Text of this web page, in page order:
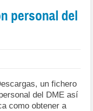
personal del
un fichero
del DME así
como obtener a